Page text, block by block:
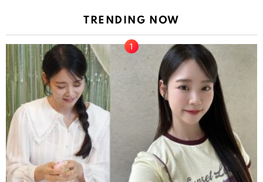
TRENDING NOW